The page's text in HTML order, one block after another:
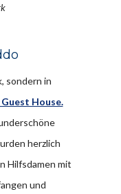
sondern in
House.
herzlich
Hilfsdamen mit
und